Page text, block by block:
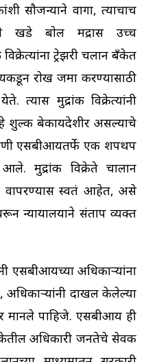
साैजन्याने वागा, त्याचाच
खडे बाेल मद्रास उच्च
ट्रेझरी चलान बँकेत
राेख जमा करण्यासाठी
त्यास मुद्रांक विक्रेत्यांनी
हे शुल्क बेकायदेशीर असल्याचे
एसबीआयतर्फे एक शपथपत्र
मुद्रांक विक्रेते चालान
वापरण्यास स्वतंत्र आहेत, असे
न्यायालयाने संताप व्यक्त
एसबीआयच्या अधिकाऱ्यांना
दाखल केलेल्या
मानले पाहिजे. एसबीआय ही
अधिकारी जनतेचे सेवक